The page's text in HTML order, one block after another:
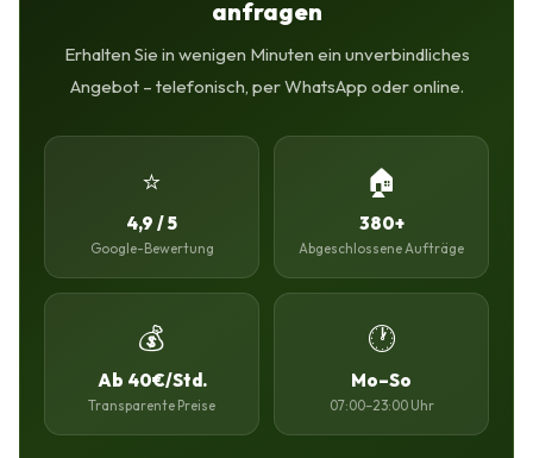
anfragen
Erhalten Sie in wenigen Minuten ein unverbindliches
Angebot – telefonisch, per WhatsApp oder online.
⭐
4,9 / 5
Google-Bewertung
🏠
380+
Abgeschlossene Aufträge
💰
Ab 40€/Std.
Transparente Preise
🕐
Mo–So
07:00–23:00 Uhr